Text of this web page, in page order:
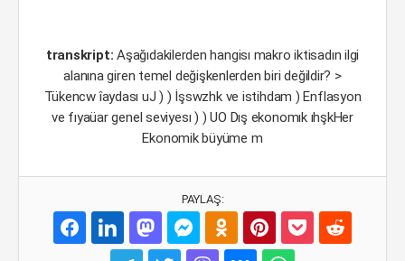
transkript:Aşağıdakilerden hangisı makro iktisadın ilgi
alanına giren temel değişkenlerden biri değildir? >
Tükencw îaydası uJ ) ) İşswzhk ve istihdam ) Enflasyon
ve fıyaüar genel seviyesı ) ) UO Dış ekonomık ıhşkHer
Ekonomik büyüme m
PAYLAŞ: